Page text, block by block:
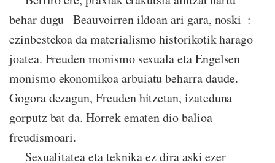
behar dugu –Beauvoirren ildoan ari gara, noski–:
ezinbestekoa da materialismo historikotik harago
joatea. Freuden monismo sexuala eta Engelsen
monismo ekonomikoa arbuiatu beharra daude.
Gogora dezagun, Freuden hitzetan, izateduna
gorputz bat da. Horrek ematen dio balioa
freudismoari.
Sexualitatea eta teknika ez dira aski ezer